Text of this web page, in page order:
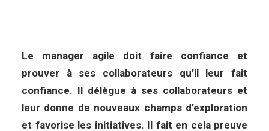
Le manager agile doit faire confiance et
prouver à ses collaborateurs qu’il leur fait
confiance. Il délègue à ses collaborateurs et
leur donne de nouveaux champs d’exploration
et favorise les initiatives. Il fait en cela preuve